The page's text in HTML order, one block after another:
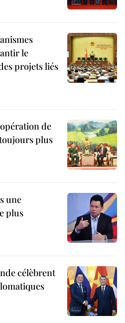
le
projets liés
de
plus
une
plus
célèbrent